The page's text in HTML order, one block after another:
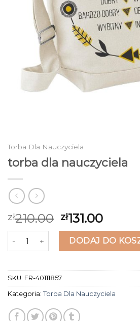
Torba Dla Nauczyciela
torba dla nauczyciela
zł210.00 zł131.00
ilość torba dla nauczyciela
DODAJ DO
SKU: FR-40111857
Kategoria: Torba Dla Nauczyciela